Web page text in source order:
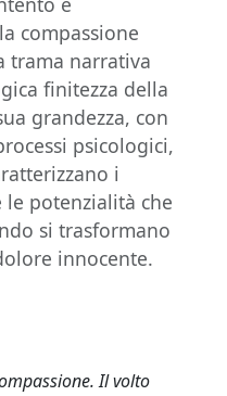
compassione
trama narrativa
finitezza della
grandezza, con
psicologici,
i
potenzialità che
si trasformano
innocente.
Il volto